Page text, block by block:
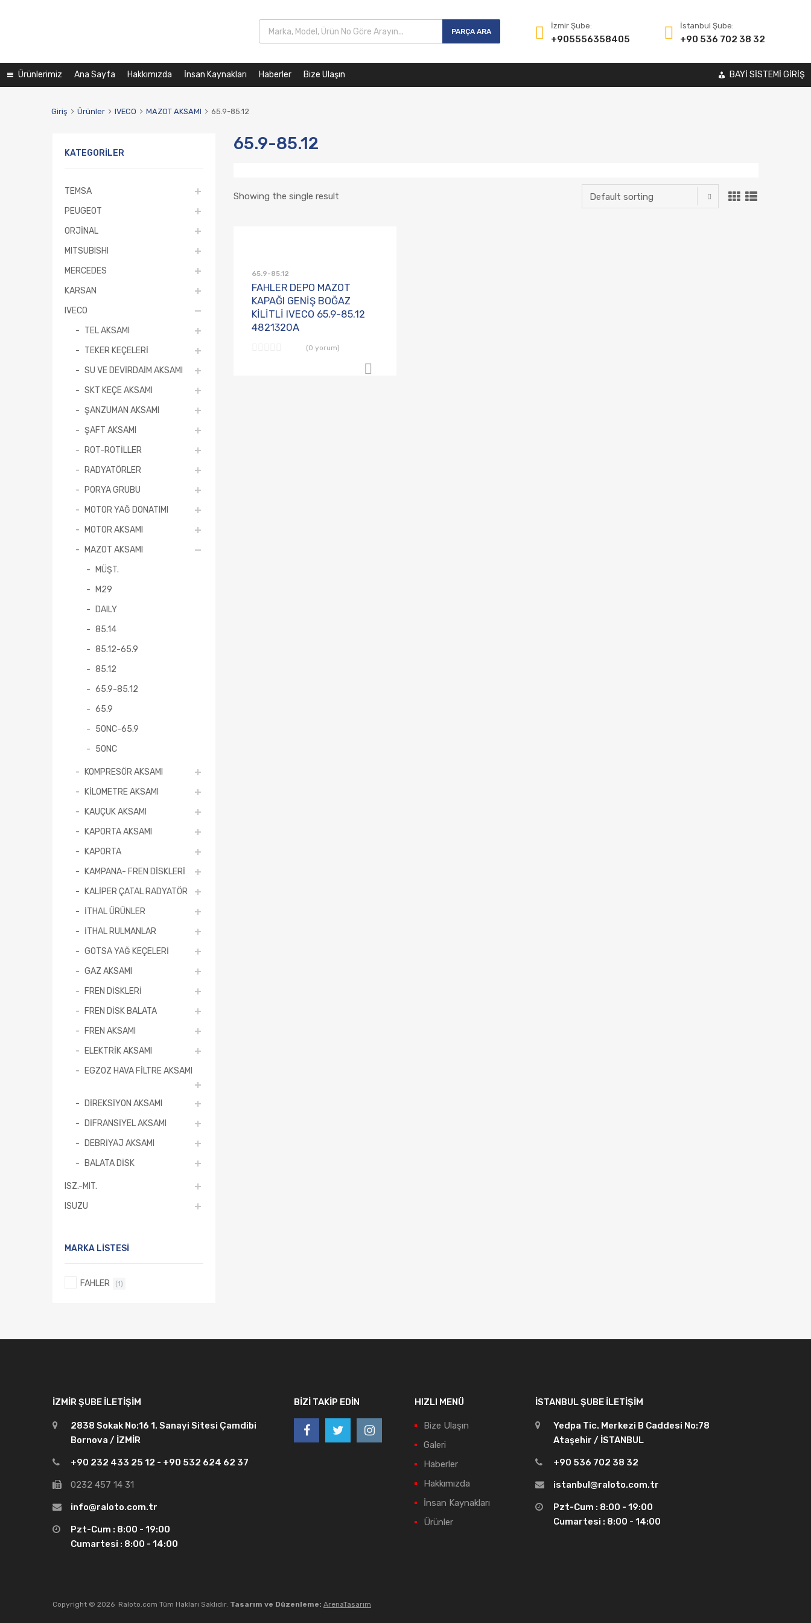
PARÇA ARA
İzmir Şube:
+905556358405
İstanbul Şube:
+90 536 702 38 32
Ürünlerimiz Ana Sayfa Hakkımızda İnsan Kaynakları Haberler Bize Ulaşın BAYİ SİSTEMİ GİRİŞ
Giriş Ürünler IVECO MAZOT AKSAMI 65.9-85.12
65.9-85.12
Showing the single result
65.9-85.12
FAHLER DEPO MAZOT
KAPAĞI GENİŞ BOĞAZ
KİLİTLİ IVECO 65.9-85.12
4821320A
(0 yorum)
KATEGORILER
TEMSA
PEUGEOT
ORJİNAL
MITSUBISHI
MERCEDES
KARSAN
IVECO
TEL AKSAMI
TEKER KEÇELERİ
SU VE DEVİRDAİM AKSAMI
SKT KEÇE AKSAMI
ŞANZUMAN AKSAMI
ŞAFT AKSAMI
ROT-ROTİLLER
RADYATÖRLER
PORYA GRUBU
MOTOR YAĞ DONATIMI
MOTOR AKSAMI
MAZOT AKSAMI
MÜŞT.
M29
DAILY
85.14
85.12-65.9
85.12
65.9-85.12
65.9
50NC-65.9
50NC
KOMPRESÖR AKSAMI
KİLOMETRE AKSAMI
KAUÇUK AKSAMI
KAPORTA AKSAMI
KAPORTA
KAMPANA- FREN DİSKLERİ
KALİPER ÇATAL RADYATÖR
İTHAL ÜRÜNLER
İTHAL RULMANLAR
GOTSA YAĞ KEÇELERİ
GAZ AKSAMI
FREN DİSKLERİ
FREN DİSK BALATA
FREN AKSAMI
ELEKTRİK AKSAMI
EGZOZ HAVA FİLTRE AKSAMI
DİREKSİYON AKSAMI
DİFRANSİYEL AKSAMI
DEBRİYAJ AKSAMI
BALATA DİSK
ISZ.-MIT.
ISUZU
MARKA LISTESI
FAHLER (1)
İZMIR ŞUBE İLETIŞIM
2838 Sokak No:16 1. Sanayi Sitesi Çamdibi
Bornova / İZMİR
+90 232 433 25 12 - +90 532 624 62 37
0232 457 14 31
info@raloto.com.tr
Pzt-Cum : 8:00 - 19:00
Cumartesi : 8:00 - 14:00
BIZI TAKIP EDIN HIZLI MENÜ
Bize Ulaşın
Galeri
Haberler
Hakkımızda
İnsan Kaynakları
Ürünler
İSTANBUL ŞUBE İLETIŞIM
Yedpa Tic. Merkezi B Caddesi No:78
Ataşehir / İSTANBUL
+90 536 702 38 32
istanbul@raloto.com.tr
Pzt-Cum : 8:00 - 19:00
Cumartesi : 8:00 - 14:00
Copyright © 2026 Raloto.com Tüm Hakları Saklıdır. Tasarım ve Düzenleme: ArenaTasarım